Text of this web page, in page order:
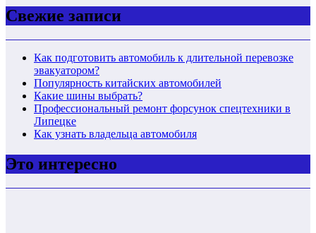
Свежие записи
Как подготовить автомобиль к длительной перевозке
эвакуатором?
Популярность китайских автомобилей
Какие шины выбрать?
Профессиональный ремонт форсунок спецтехники в
Липецке
Как узнать владельца автомобиля
Это интересно